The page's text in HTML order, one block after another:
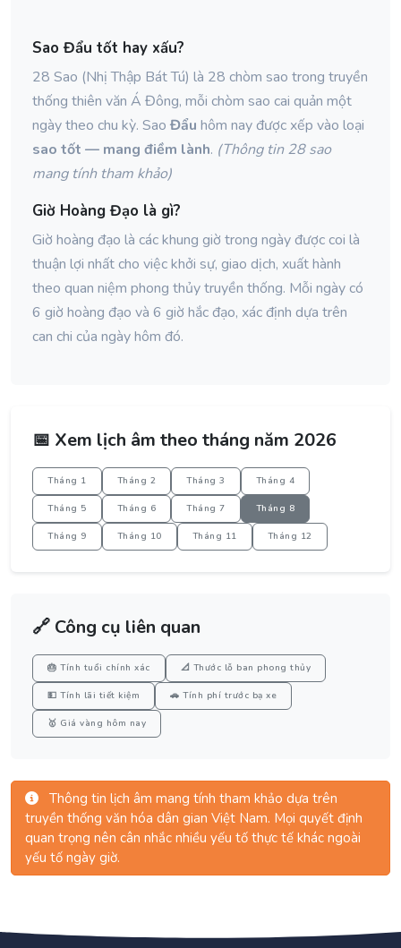
Sao Đẩu tốt hay xấu?
28 Sao (Nhị Thập Bát Tú) là 28 chòm sao trong truyền
thống thiên văn Á Đông, mỗi chòm sao cai quản một
ngày theo chu kỳ. Sao Đẩu hôm nay được xếp vào loại
sao tốt — mang điềm lành. (Thông tin 28 sao
mang tính tham khảo)
Giờ Hoàng Đạo là gì?
Giờ hoàng đạo là các khung giờ trong ngày được coi là
thuận lợi nhất cho việc khởi sự, giao dịch, xuất hành
theo quan niệm phong thủy truyền thống. Mỗi ngày có
6 giờ hoàng đạo và 6 giờ hắc đạo, xác định dựa trên
can chi của ngày hôm đó.
📅 Xem lịch âm theo tháng năm 2026
Tháng 1 Tháng 2 Tháng 3 Tháng 4
Tháng 5 Tháng 6 Tháng 7 Tháng 8
Tháng 9 Tháng 10 Tháng 11 Tháng 12
🔗 Công cụ liên quan
🎂 Tính tuổi chính xác 📐 Thước lỗ ban phong thủy
💵 Tính lãi tiết kiệm 🚗 Tính phí trước bạ xe
🥇 Giá vàng hôm nay
Thông tin lịch âm mang tính tham khảo dựa trên
truyền thống văn hóa dân gian Việt Nam. Mọi quyết định
quan trọng nên cân nhắc nhiều yếu tố thực tế khác ngoài
yếu tố ngày giờ.